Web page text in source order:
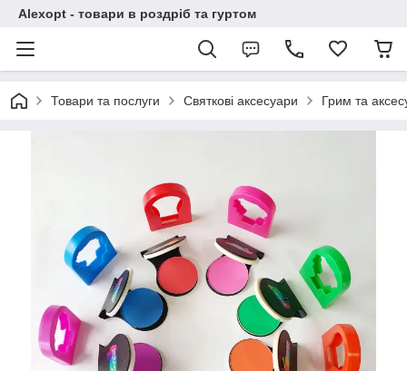
Alexopt - товари в роздріб та гуртом
Товари та послуги Святкові аксесуари Грим та